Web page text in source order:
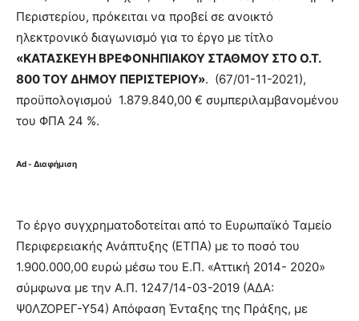
Περιστερίου, πρόκειται να προβεί σε ανοικτό
ηλεκτρονικό διαγωνισμό για το έργο με τίτλο
«ΚΑΤΑΣΚΕΥΗ ΒΡΕΦΟΝΗΠΙΑΚΟΥ ΣΤΑΘΜΟΥ ΣΤΟ Ο.Τ.
800 ΤΟΥ ΔΗΜΟΥ ΠΕΡΙΣΤΕΡΙΟΥ». (67/01-11-2021),
προϋπολογισμού 1.879.840,00 € συμπεριλαμβανομένου
του ΦΠΑ 24 %.
Ad - Διαφήμιση
Το έργο συγχρηματοδοτείται από το Ευρωπαϊκό Ταμείο
Περιφερειακής Ανάπτυξης (ΕΤΠΑ) με το ποσό του
1.900.000,00 ευρώ μέσω του Ε.Π. «Αττική 2014- 2020»
σύμφωνα με την Α.Π. 1247/14-03-2019 (ΑΔΑ:
Ψ0ΛΖΟΡΕΓ-Υ54) Απόφαση Ένταξης της Πράξης, με